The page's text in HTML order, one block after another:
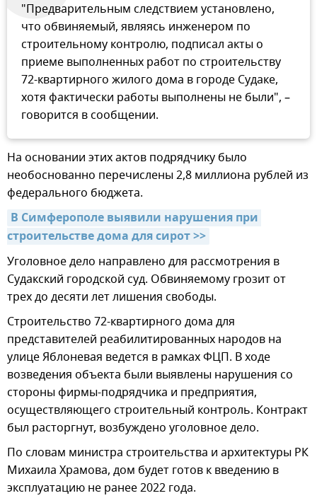
"Предварительным следствием установлено,
что обвиняемый, являясь инженером по
строительному контролю, подписал акты о
приеме выполненных работ по строительству
72-квартирного жилого дома в городе Судаке,
хотя фактически работы выполнены не были", –
говорится в сообщении.
На основании этих актов подрядчику было
необоснованно перечислены 2,8 миллиона рублей из
федерального бюджета.
В Симферополе выявили нарушения при
строительстве дома для сирот >>
Уголовное дело направлено для рассмотрения в
Судакский городской суд. Обвиняемому грозит от
трех до десяти лет лишения свободы.
Строительство 72-квартирного дома для
представителей реабилитированных народов на
улице Яблоневая ведется в рамках ФЦП. В ходе
возведения объекта были выявлены нарушения со
стороны фирмы-подрядчика и предприятия,
осуществляющего строительный контроль. Контракт
был расторгнут, возбуждено уголовное дело.
По словам министра строительства и архитектуры РК
Михаила Храмова, дом будет готов к введению в
эксплуатацию не ранее 2022 года.